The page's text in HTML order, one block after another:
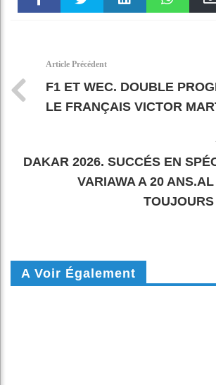
Article Précédent
F1 ET WEC. DOUBLE
LE FRANÇAIS VICTOR
DAKAR 2026. SUCCÉS EN
VARIAWA A 20 ANS.AL
A Voir Également